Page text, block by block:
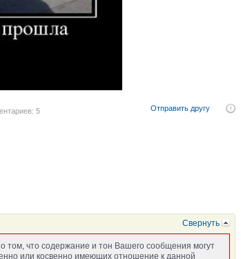
5 Отправить другу
Свернуть
том, что содержание и тон Вашего сообщения могут
или косвенно имеющих отношение к данной